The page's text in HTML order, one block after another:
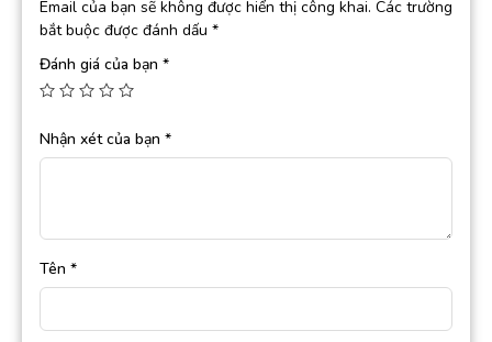
Email của bạn sẽ không được hiển thị công khai. Các trường
bắt buộc được đánh dấu *
Đánh giá của bạn *
Nhận xét của bạn *
Tên *